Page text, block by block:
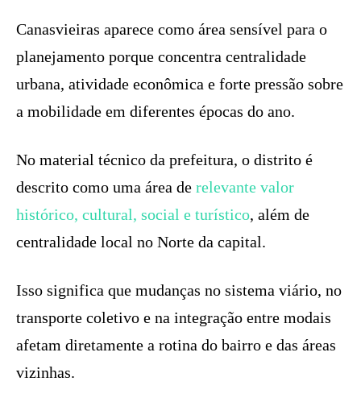
Canasvieiras aparece como área sensível para o
planejamento porque concentra centralidade
urbana, atividade econômica e forte pressão sobre
a mobilidade em diferentes épocas do ano.
No material técnico da prefeitura, o distrito é
descrito como uma área de relevante valor
histórico, cultural, social e turístico, além de
centralidade local no Norte da capital.
Isso significa que mudanças no sistema viário, no
transporte coletivo e na integração entre modais
afetam diretamente a rotina do bairro e das áreas
vizinhas.